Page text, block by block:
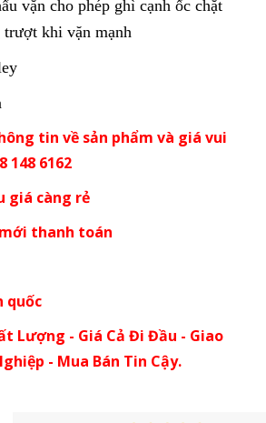
vặn cho phép ghì cạnh ốc chặt
trượt khi vặn mạnh
tin về sản phẩm và giá vui
148 6162
giá càng rẻ
thanh toán
quốc
Lượng - Giá Cả Đi Đầu - Giao
- Mua Bán Tin Cậy.